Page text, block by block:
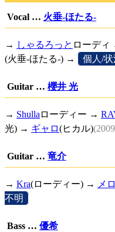
Vocal … 火垂-ほたる-
→ しゃるろっと ローディ
(火垂-ほたる-) →
個人/状
Guitar … 櫻井 光
→ Shulla ローディー →
光) → ギャロ(ヒカル)
Guitar … 竜介
→ Kra(ローディー) → メ
不明
Bass … 優希